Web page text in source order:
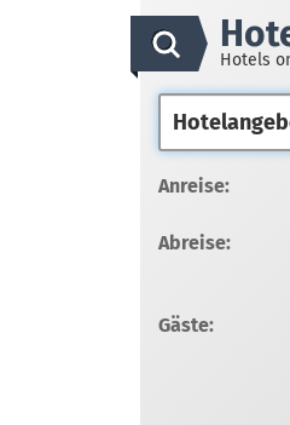
Hotels
Anreise:
Abreise:
Gäste: